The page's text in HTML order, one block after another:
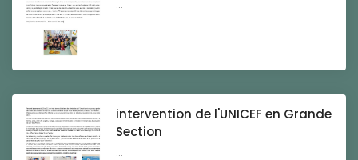
...
intervention de l'UNICEF en Grande
Section
...